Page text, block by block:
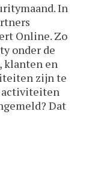
In
Online. Zo
onder de
klanten en
zijn te
activiteiten
Dat